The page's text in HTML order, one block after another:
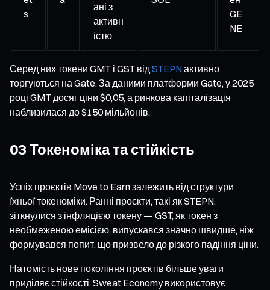
s
ані з
активн
істю
GE
NE
Серед них токени GMT і GST від STEPNактивно
торгуються на Gate. За даними платформи Gate, у 2025
році GMT досяг ціни $0,05, а ринкова капіталізація
наблизилася до $150 мільйонів.
03 Токеноміка та стійкість
Успіх проєктів Move to Earn залежить від структури
їхньої токеноміки. Ранні проєкти, такі як STEPN,
зіткнулися з інфляцією токену — GST, як токен з
необмеженою емісією, випускався значно швидше, ніж
формувався попит, що призвело до різкого падіння ціни.
Натомість нове покоління проєктів більше уваги
приділяє стійкості. Sweat Economy використовує